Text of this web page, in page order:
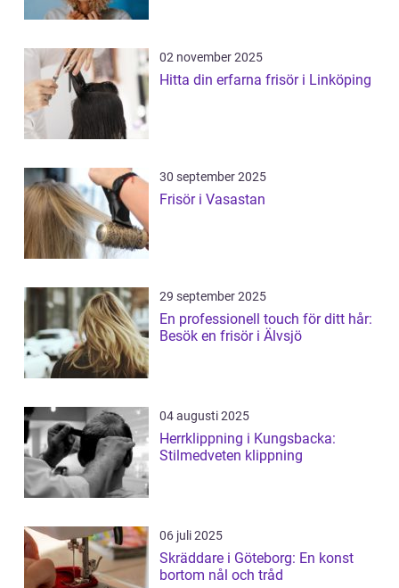
02 november 2025
Hitta din erfarna frisör i Linköping
30 september 2025
Frisör i Vasastan
29 september 2025
En professionell touch för ditt hår:
Besök en frisör i Älvsjö
04 augusti 2025
Herrklippning i Kungsbacka:
Stilmedveten klippning
06 juli 2025
Skräddare i Göteborg: En konst
bortom nål och tråd